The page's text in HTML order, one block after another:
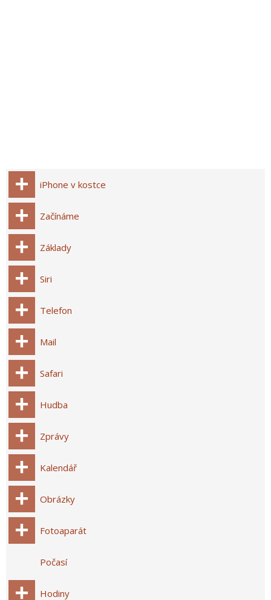
iPhone v kostce
Začínáme
Základy
Siri
Telefon
Mail
Safari
Hudba
Zprávy
Kalendář
Obrázky
Fotoaparát
Počasí
Hodiny